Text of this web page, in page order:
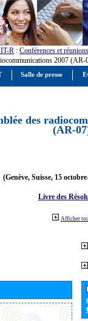
R : Conférences et réunions
2007 (AR-
des
(AR-
(Genève, Suisse, 15
Livre des
Afficher
Salle de presse